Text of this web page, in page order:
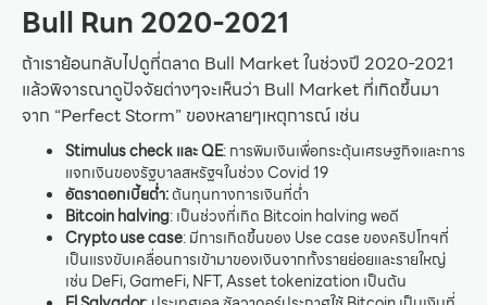
Bull Run 2020-2021
ถ้าเราย้อนกลับไปดูที่ตลาด Bull Market ในช่วงปี 2020-2021
แล้วพิจารณาดูปัจจัยต่างๆจะเห็นว่า Bull Market ที่เกิดขึ้นมา
จาก “Perfect Storm” ของหลายๆเหตุการณ์ เช่น
Stimulus check และ QE: การพิมเงินเพื่อกระตุ้นเศรษฐกิจและการ
แจกเงินของรัฐบาลสหรัฐฯในช่วง Covid 19
อัตราดอกเบี้ยต่ำ:ต้นทุนทางการเงินที่ต่ำ
Bitcoin halving: เป็นช่วงที่เกิด Bitcoin halving พอดี
Crypto use case: มีการเกิดขึ้นของ Use case ของคริปโทฯที่
เป็นแรงขับเคลื่อนการเข้ามาของเงินจากทั้งรายย่อยและรายใหญ่
เช่น DeFi, GameFi, NFT, Asset tokenization เป็นต้น